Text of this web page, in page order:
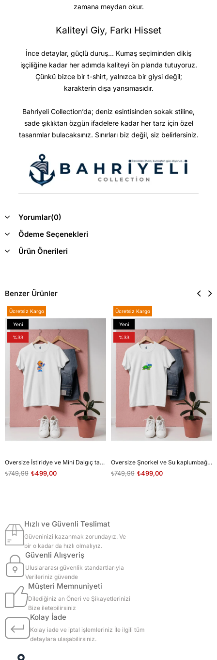
zamana meydan okur.
Kaliteyi Giy, Farkı Hisset
İnce detaylar, güçlü duruş… Kumaş seçiminden dikiş
işçiliğine kadar her adımda kaliteyi ön planda tutuyoruz.
Çünkü bizce bir t-shirt, yalnızca bir giysi değil;
karakterin dışa yansımasıdır.
Bahriyeli Collection’da; deniz esintisinden sokak stiline,
sade şıklıktan özgün ifadelere kadar her tarz için özel
tasarımlar bulacaksınız. Sınırları biz değil, siz belirlersiniz.
Yorumlar(0)
Ödeme Seçenekleri
Ürün Önerileri
Benzer Ürünler
Oversize İstiridye ve Mini Dalgıç tasarım unisex T-shirt
₺499,00
₺749,99
Ücretsiz Kargo
Yeni
Ürün
%33
Oversize Şnorkel ve Su kaplumbağası tasarım unisex T-shirt
₺499,00
₺749,99
Ücretsiz Kargo
Yeni
Ürün
%33
Hızlı ve Güvenli Teslimat
Güveninizi kazanmak zorundayız. Ve
bir o kadar da hızlı olmalıyız.
Güvenli Alışveriş
Uluslararası güvenlik standartlarıyla
Verileriniz güvende
Müşteri Memnuniyeti
Dilediğiniz an Öneri ve Şikayetlerinizi
Bize iletebilirsiniz
Kolay İade
Kolay iade ve iptal işlemleriniz İle ilgili tüm
detaylara ulaşabilirsiniz.